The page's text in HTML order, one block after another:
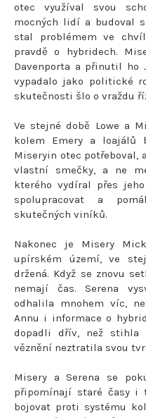
otec využíval svou
mocných lidí a budoval
stal problémem ve
pravdě o hybridech.
Davenporta a přinutil ho
vypadalo jako politické
skutečnosti šlo o vraždu
Ve stejné době Lowe a
kolem Emery a loajálů
Miseryin otec potřeboval,
vlastní smečky, a ne
kterého vydíral přes
spolupracovat a
skutečných viníků.
Nakonec je Misery
upírském území, ve
držená. Když se znovu
nemají čas. Serena
odhalila mnohem víc,
Annu i informace o
dopadli dřív, než stihla
věznění neztratila svou
Misery a Serena se
připomínají staré časy i
bojovat proti systému